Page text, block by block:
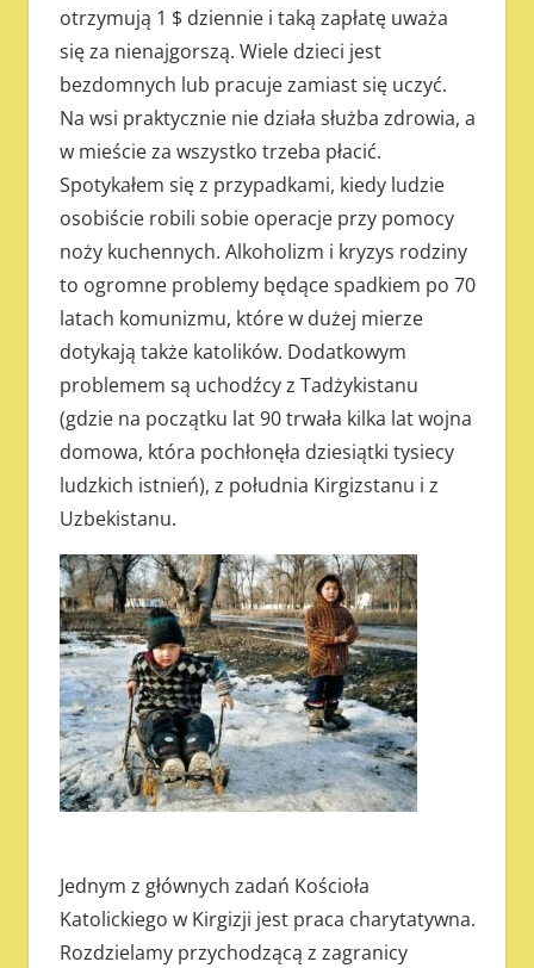
otrzymują 1 $ dziennie i taką zapłatę uważa
się za nienajgorszą. Wiele dzieci jest
bezdomnych lub pracuje zamiast się uczyć.
Na wsi praktycznie nie działa służba zdrowia, a
w mieście za wszystko trzeba płacić.
Spotykałem się z przypadkami, kiedy ludzie
osobiście robili sobie operacje przy pomocy
noży kuchennych. Alkoholizm i kryzys rodziny
to ogromne problemy będące spadkiem po 70
latach komunizmu, które w dużej mierze
dotykają także katolików. Dodatkowym
problemem są uchodźcy z Tadżykistanu
(gdzie na początku lat 90 trwała kilka lat wojna
domowa, która pochłonęła dziesiątki tysiecy
ludzkich istnień), z południa Kirgizstanu i z
Uzbekistanu.
Jednym z głównych zadań Kościoła
Katolickiego w Kirgizji jest praca charytatywna.
Rozdzielamy przychodzącą z zagranicy